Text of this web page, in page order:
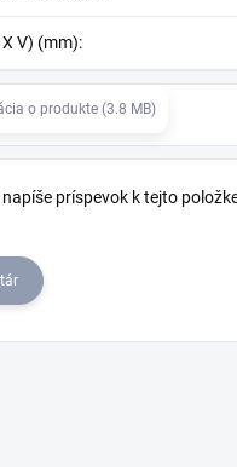
V) (mm):
o produkte (3.8 MB)
príspevok k tejto